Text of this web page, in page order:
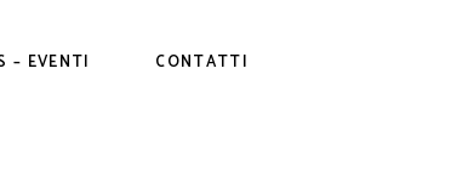
– EVENTI CONTATTI